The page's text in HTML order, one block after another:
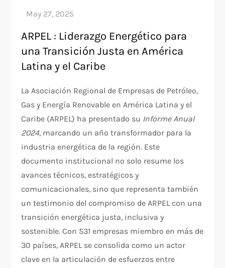
ARPEL : Liderazgo Energético para
una Transición Justa en América
Latina y el Caribe
La Asociación Regional de Empresas de Petróleo,
Gas y Energía Renovable en América Latina y el
Caribe (ARPEL) ha presentado su Informe Anual
2024, marcando un año transformador para la
industria energética de la región. Este
documento institucional no solo resume los
avances técnicos, estratégicos y
comunicacionales, sino que representa también
un testimonio del compromiso de ARPEL con una
transición energética justa, inclusiva y
sostenible. Con 531 empresas miembro en más de
30 países, ARPEL se consolida como un actor
clave en la articulación de esfuerzos entre